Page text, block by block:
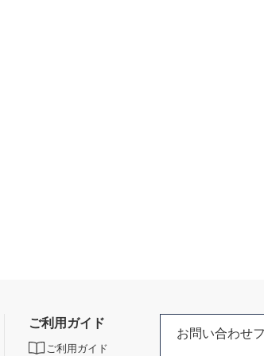
ご利用ガイド
ご利用ガイド
お問い合わせ